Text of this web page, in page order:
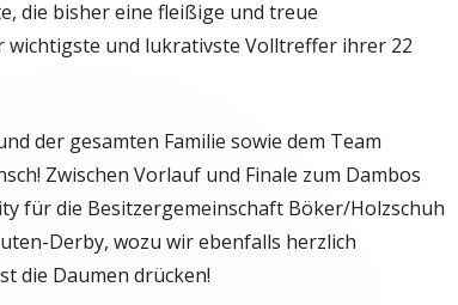
die bisher eine fleißige und treue
wichtigste und lukrativste Volltreffer ihrer 22
der gesamten Familie sowie dem Team
Zwischen Vorlauf und Finale zum Dambos
für die Besitzergemeinschaft Böker/Holzschuh
Derby, wozu wir ebenfalls herzlich
die Daumen drücken!